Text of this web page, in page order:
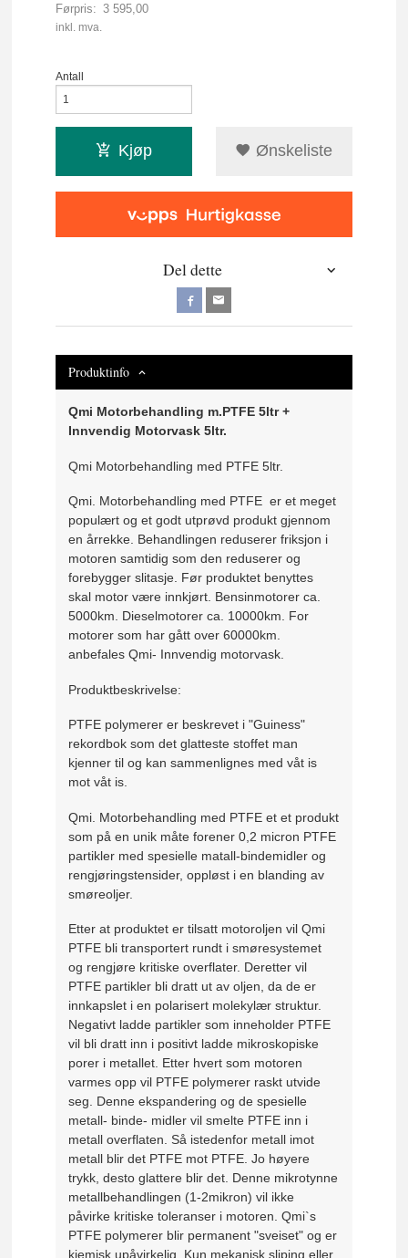
Førpris: 3 595,00
Rabatt
inkl. mva.
Antall
Kjøp Ønskeliste
Del dette
Produktinfo
Qmi Motorbehandling m.PTFE 5ltr +
Innvendig Motorvask 5ltr.
Qmi Motorbehandling med PTFE 5ltr.
Qmi. Motorbehandling med PTFE er et meget
populært og et godt utprøvd produkt gjennom
en årrekke. Behandlingen reduserer friksjon i
motoren samtidig som den reduserer og
forebygger slitasje. Før produktet benyttes
skal motor være innkjørt. Bensinmotorer ca.
5000km. Dieselmotorer ca. 10000km. For
motorer som har gått over 60000km.
anbefales Qmi- Innvendig motorvask.
Produktbeskrivelse:
PTFE polymerer er beskrevet i "Guiness"
rekordbok som det glatteste stoffet man
kjenner til og kan sammenlignes med våt is
mot våt is.
Qmi. Motorbehandling med PTFE et et produkt
som på en unik måte forener 0,2 micron PTFE
partikler med spesielle matall-bindemidler og
rengjøringstensider, oppløst i en blanding av
smøreoljer.
Etter at produktet er tilsatt motoroljen vil Qmi
PTFE bli transportert rundt i smøresystemet
og rengjøre kritiske overflater. Deretter vil
PTFE partikler bli dratt ut av oljen, da de er
innkapslet i en polarisert molekylær struktur.
Negativt ladde partikler som inneholder PTFE
vil bli dratt inn i positivt ladde mikroskopiske
porer i metallet. Etter hvert som motoren
varmes opp vil PTFE polymerer raskt utvide
seg. Denne ekspandering og de spesielle
metall- binde- midler vil smelte PTFE inn i
metall overflaten. Så istedenfor metall imot
metall blir det PTFE mot PTFE. Jo høyere
trykk, desto glattere blir det. Denne mikrotynne
metallbehandlingen (1-2mikron) vil ikke
påvirke kritiske toleranser i motoren. Qmi`s
PTFE polymerer blir permanent "sveiset" og er
kjemisk upåvirkelig. Kun mekanisk sliping eller